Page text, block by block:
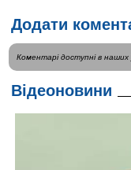
Додати
Коментарі доступні в наших
Відеоновини